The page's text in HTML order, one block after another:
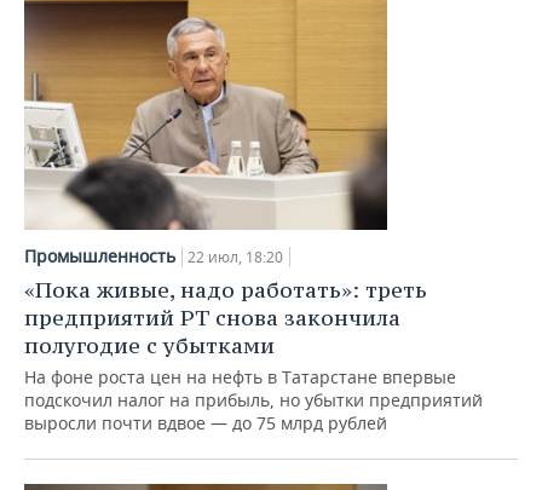
Промышленность 22 июл, 18:20
«Пока живые, надо работать»: треть
предприятий РТ снова закончила
полугодие с убытками
На фоне роста цен на нефть в Татарстане впервые
подскочил налог на прибыль, но убытки предприятий
выросли почти вдвое — до 75 млрд рублей